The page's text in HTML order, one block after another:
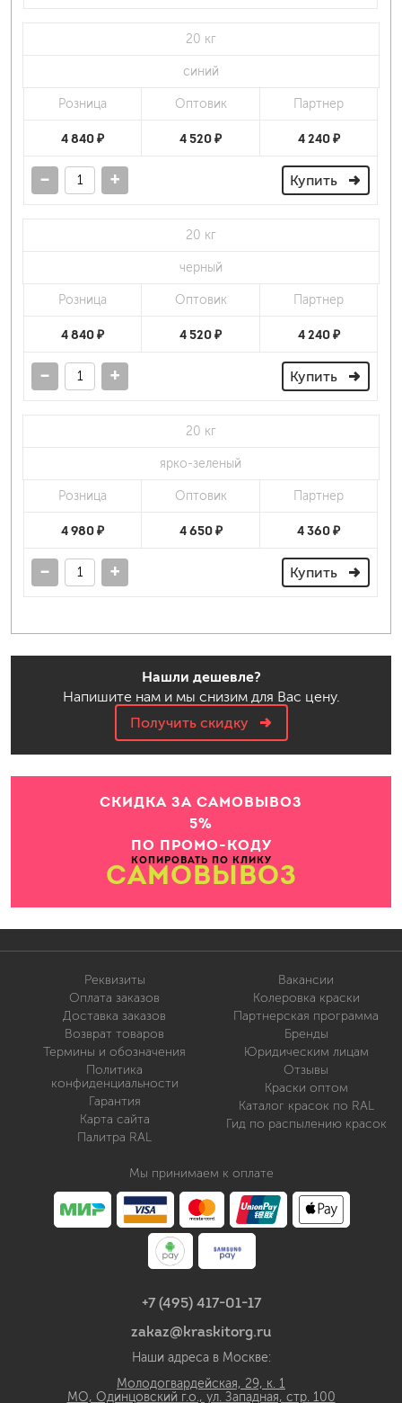
20 кг
синий
Розница Оптовик Партнер
4 840 ₽ 4 520 ₽ 4 240 ₽
- + Купить
20 кг
черный
Розница Оптовик Партнер
4 840 ₽ 4 520 ₽ 4 240 ₽
- + Купить
20 кг
ярко-зеленый
Розница Оптовик Партнер
4 980 ₽ 4 650 ₽ 4 360 ₽
- + Купить
Нашли дешевле?
Напишите нам и мы снизим для Вас цену.
Получить скидку
СКИДКА ЗА САМОВЫВОЗ
5%
ПО ПРОМО-КОДУ
КОПИРОВАТЬ ПО КЛИКУ
САМОВЫВОЗ
Реквизиты
Оплата заказов
Доставка заказов
Возврат товаров
Термины и обозначения
Политика
конфиденциальности
Гарантия
Карта сайта
Палитра RAL
Вакансии
Колеровка краски
Партнерская программа
Бренды
Юридическим лицам
Отзывы
Краски оптом
Каталог красок по RAL
Гид по распылению красок
Мы принимаем к оплате
+7 (495) 417-01-17
zakaz@kraskitorg.ru
Наши адреса в Москве:
Молодогвардейская, 29, к. 1
МО, Одинцовский г.о., ул. Западная, стр. 100